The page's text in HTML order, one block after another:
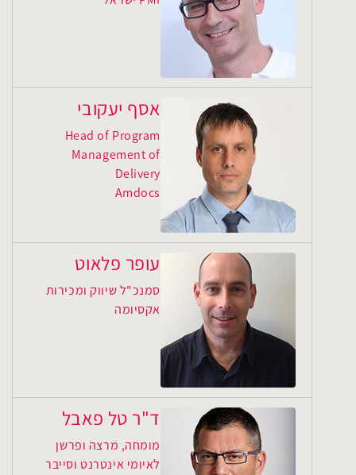
אסף יעקובי
Head of Program
Management of
Delivery
Amdocs
עופר פלאוט
סמנכ"ל שיווק ומכירות
אקסיומה
ד"ר טל פאבל
מומחה, מרצה ופרשן
לאיומי אינטרנט וסייבר